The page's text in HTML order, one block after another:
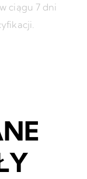
ciągu 7 dni